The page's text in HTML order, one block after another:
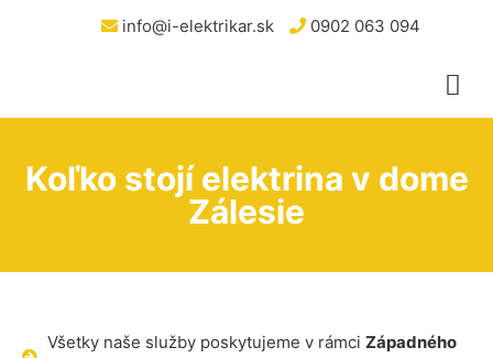
info@i-elektrikar.sk 0902 063 094
Koľko stojí elektrina v dome
Zálesie
Všetky naše služby poskytujeme v rámci Západného